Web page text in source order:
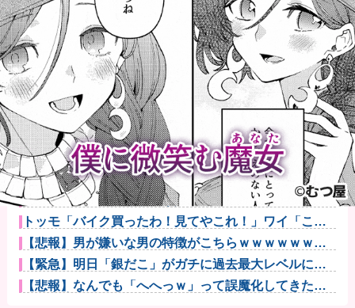
【悲報】粗品、永久追放ｗｗｗｗｗｗｗｗｗｗｗｗｗ
ｗｗ（証拠あ...
夫さん、妻に「天井のシミ数えてれば終わるでな」と
押し倒されて...
【悲報】Z世代「求刑7年のジャンポケ斎藤は口封じに
被害者殺し...
【画像】咲-saki-作者、ようやく『奇乳』に気付くｗｗ
ｗｗ
【悲報】ラッパーさん、札束披露するもネット民から
新社会人の初...
【悲報】美容師「…手は尽くしました」陰キャ女さん
「…ﾋｭｯ」...
【衝撃】京大病院で正常な脳組織を誤摘出された50代
女性、手足...
【悲報】山田哲人さん、「５億円ドロボー」と言われ
るｗｗｗｗｗ...
【悲報】親「うちの子にはゲームは買い与えません。
本だけで十分...
ドラクエのゼシカとかいう人気キャラwww他
トッモ「バイク買ったわ！見てやこれ！」ワイ「これ
スクーターじ...
【悲報】男が嫌いな男の特徴がこちらｗｗｗｗｗｗｗ
ｗｗｗ
【緊急】明日「銀だこ」がガチに過去最大レベルに混
みそうwww...
【悲報】なんでも「へへっｗ」って誤魔化してきたワ